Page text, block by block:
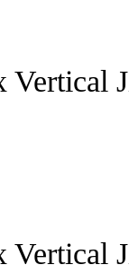
Vertical
Vertical